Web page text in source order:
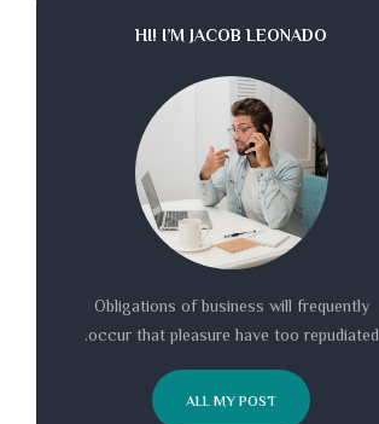
HI! I’M JACOB LEONADO
Obligations of business will frequently
occur that pleasure have too repudiated.
ALL MY POST